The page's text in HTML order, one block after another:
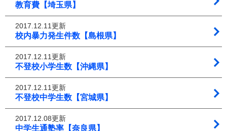
教育費【埼玉県】
2017.12.11更新
校内暴力発生件数【島根県】
2017.12.11更新
不登校小学生数【沖縄県】
2017.12.11更新
不登校中学生数【宮城県】
2017.12.08更新
中学生通塾率【奈良県】